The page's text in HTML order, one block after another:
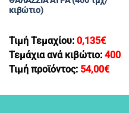
κιβώτιο)
Τιμή Τεμαχίου: 0,135€
Τεμάχια ανά κιβώτιο: 400
Τιμή προϊόντος: 54,00€